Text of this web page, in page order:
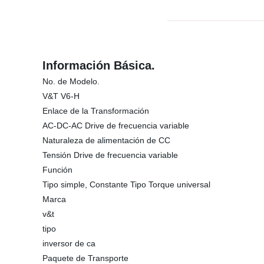
Información Básica.
No. de Modelo.
V&T V6-H
Enlace de la Transformación
AC-DC-AC Drive de frecuencia variable
Naturaleza de alimentación de CC
Tensión Drive de frecuencia variable
Función
Tipo simple, Constante Tipo Torque universal
Marca
v&t
tipo
inversor de ca
Paquete de Transporte